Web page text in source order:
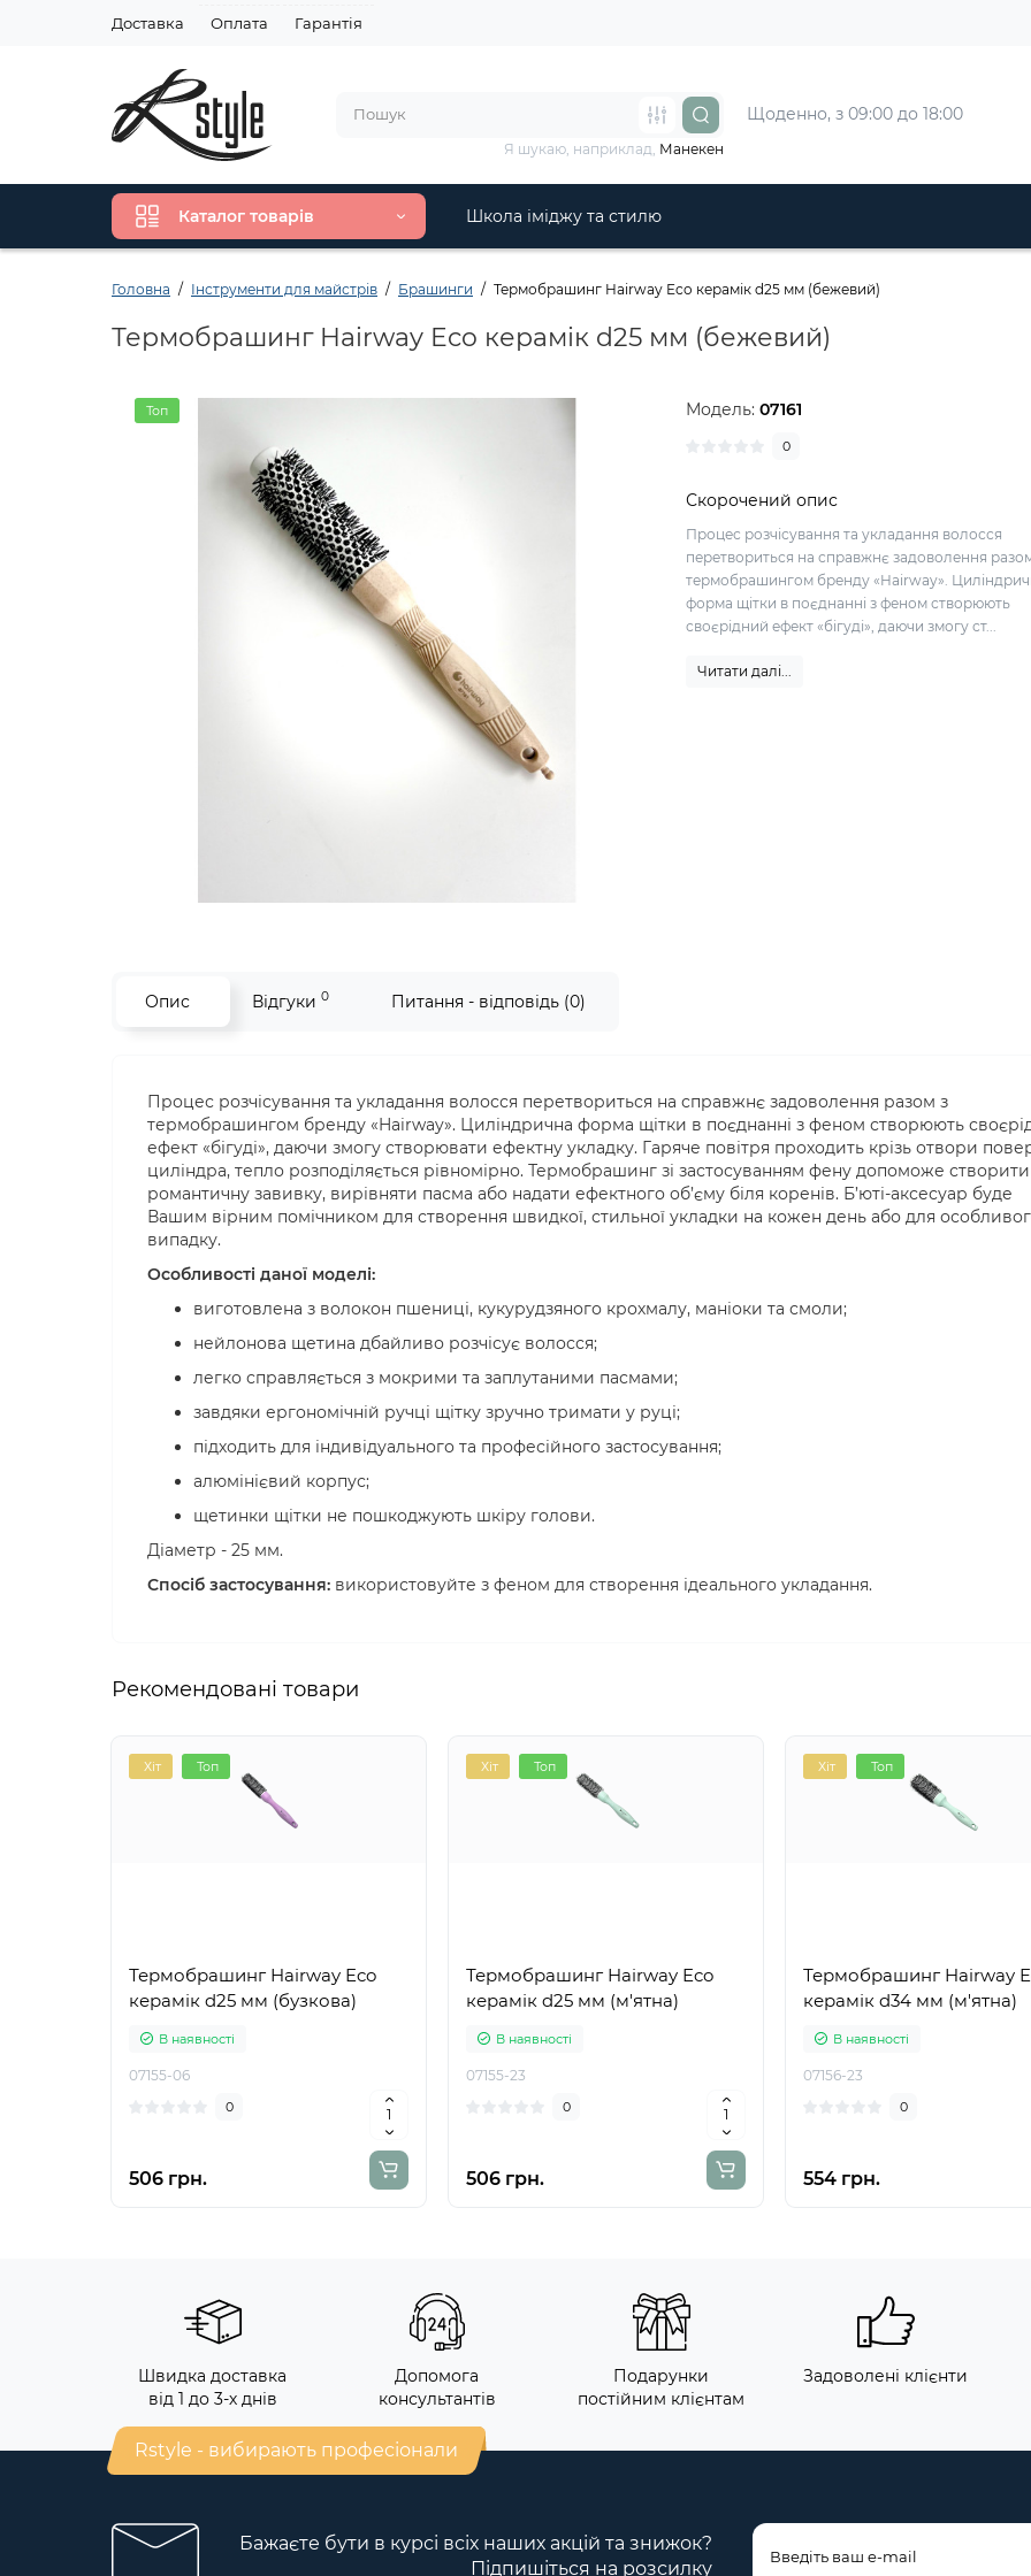
Доставка Оплата Гарантія
Щоденно, з 09:00 до 18:00
Я шукаю, наприклад, Манекен
Каталог товарів Школа іміджу та стилю
Головна Інструменти для майстрів Брашинги Термобрашинг Hairway Eco керамік d25 мм (бежевий)
Термобрашинг Hairway Eco керамік d25 мм (бежевий)
Топ Модель:07161
0
Скорочений опис
Процес розчісування та укладання волосся
перетвориться на справжнє задоволення
термобрашингом бренду «Hairway».
форма щітки в поєднанні з феном створюють
своєрідний ефект «бігуді», даючи змогу ст...
Читати далі...
Опис Відгуки 0 Питання - відповідь (0)
Процес розчісування та укладання волосся перетвориться на справжнє задоволення разом з
термобрашингом бренду «Hairway». Циліндрична форма щітки в поєднанні з феном створюють
ефект «бігуді», даючи змогу створювати ефектну укладку. Гаряче повітря проходить крізь отвори
циліндра, тепло розподіляється рівномірно. Термобрашинг зі застосуванням фену допоможе створити
романтичну завивку, вирівняти пасма або надати ефектного об’єму біля коренів. Б’юті-аксесуар буде
Вашим вірним помічником для створення швидкої, стильної укладки на кожен день або для
випадку.
Особливості даної моделі:
виготовлена з волокон пшениці, кукурудзяного крохмалу, маніоки та смоли;
нейлонова щетина дбайливо розчісує волосся;
легко справляється з мокрими та заплутаними пасмами;
завдяки ергономічній ручці щітку зручно тримати у руці;
підходить для індивідуального та професійного застосування;
алюмінієвий корпус;
щетинки щітки не пошкоджують шкіру голови.
Діаметр - 25 мм.
Спосіб застосування: використовуйте з феном для створення ідеального укладання.
Рекомендовані товари
Хіт Топ
Термобрашинг Hairway Eco
керамік d25 мм (бузкова)
В наявності
07155-06
0
506 грн.
Хіт Топ
Термобрашинг Hairway Eco
керамік d25 мм (м'ятна)
В наявності
07155-23
0
506 грн.
Хіт Топ
Термобрашинг Hairway
керамік d34 мм (м'ятна)
В наявності
07156-23
0
554 грн.
Швидка доставка
від 1 до 3-х днів
Допомога
консультантів
Подарунки
постійним клієнтам
Задоволені клієнти
Rstyle - вибирають професіонали
Бажаєте бути в курсі всіх наших акцій та знижок?
Підпишіться на розсилку